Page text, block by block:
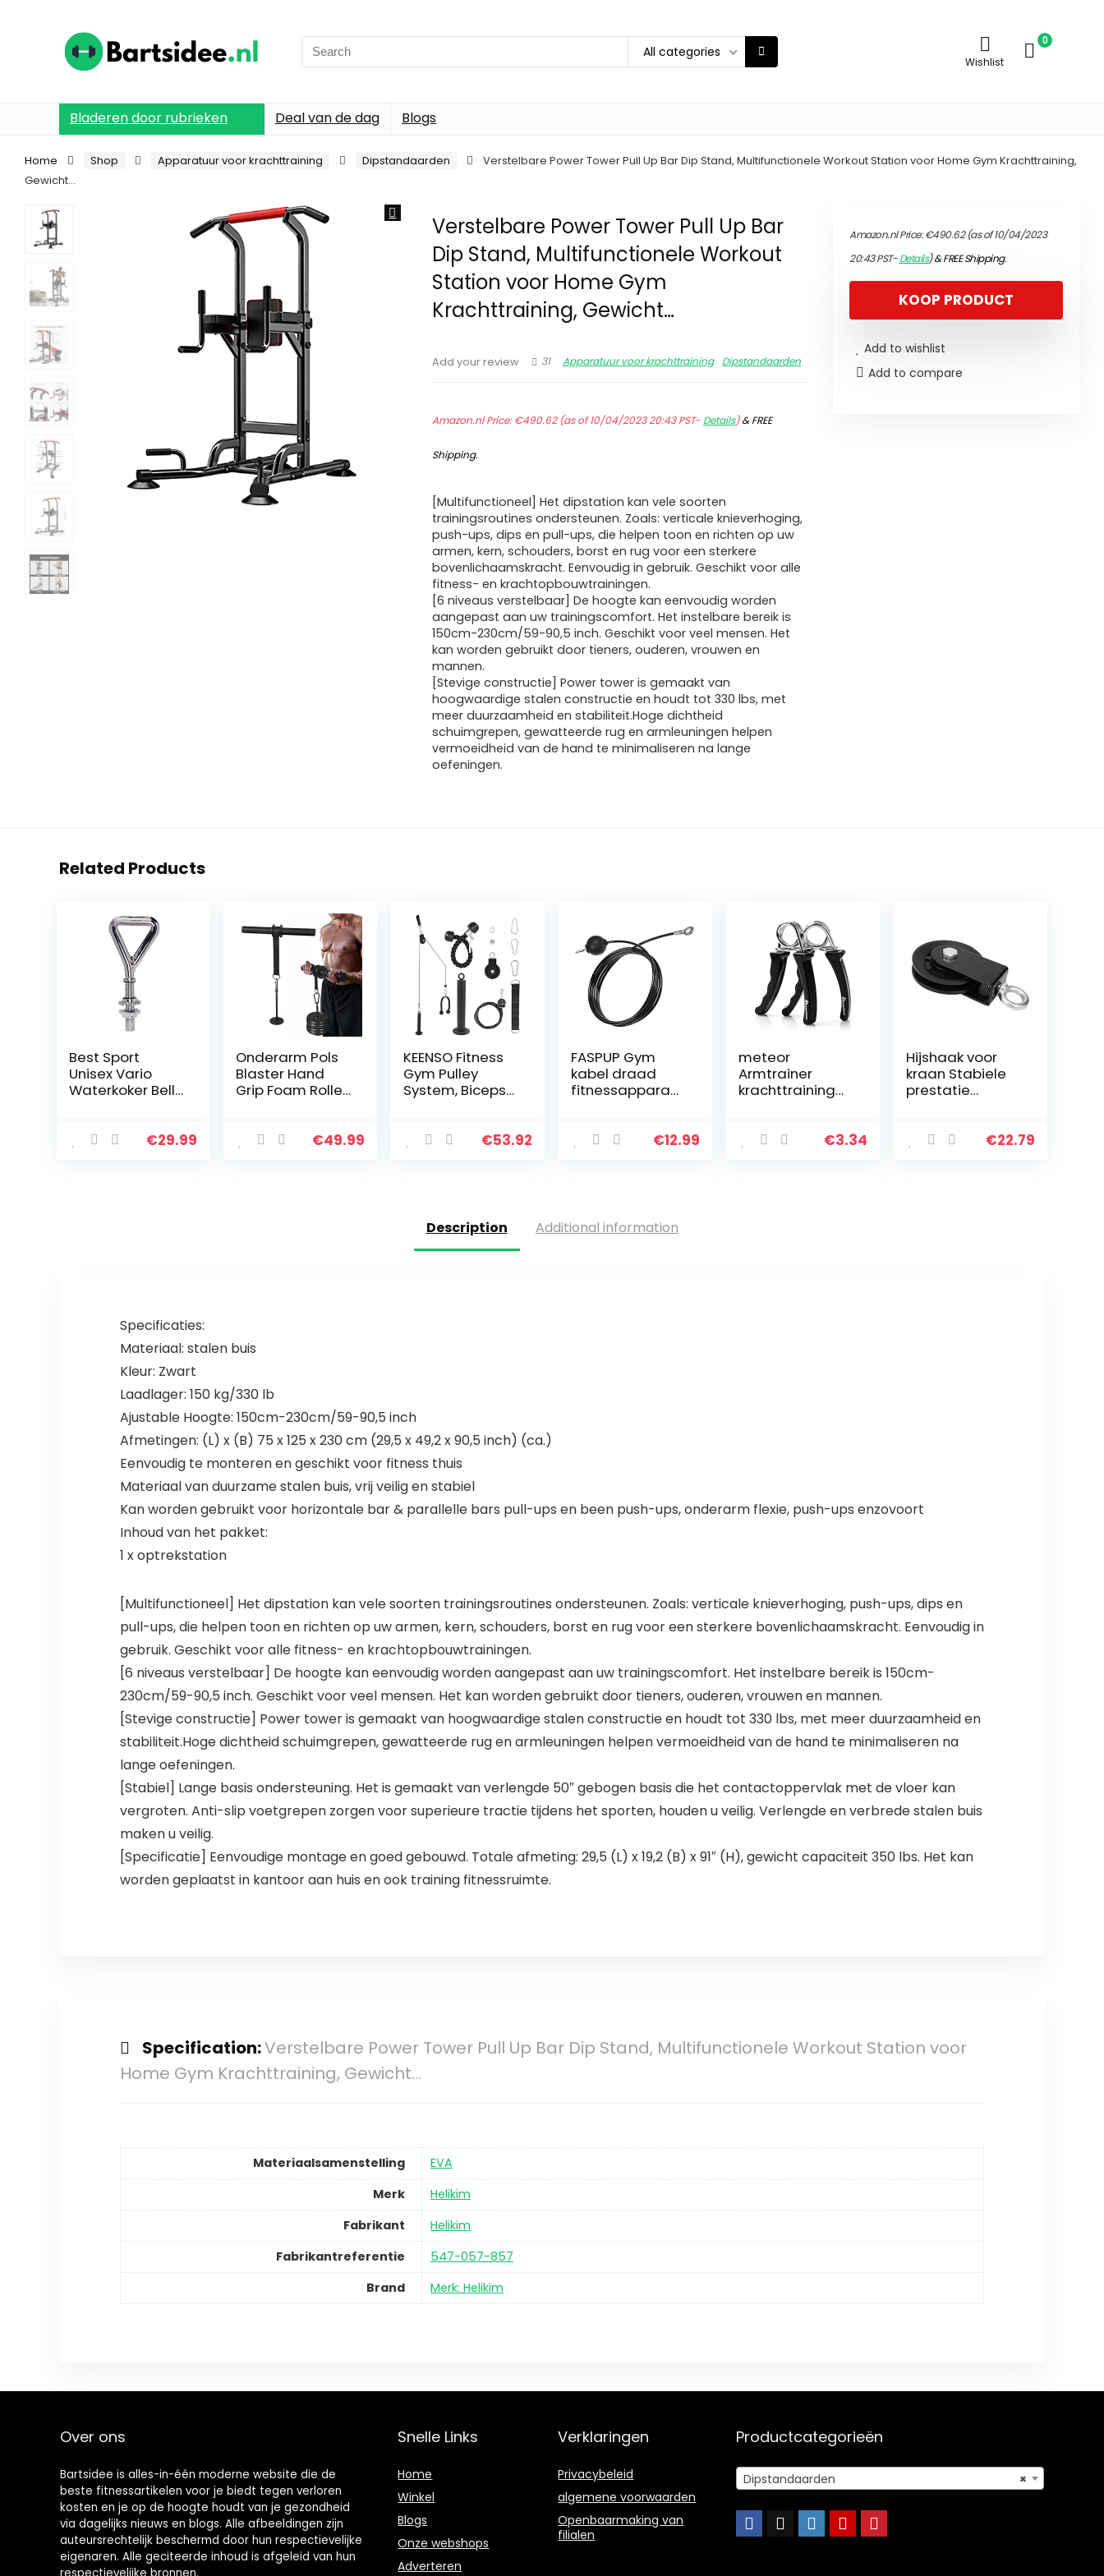
Search
for:
All categories
Wishlist
0
Bladeren door rubrieken Deal van de dag Blogs
Home Shop Apparatuur voor krachttraining Dipstandaarden
Verstelbare Power Tower Pull Up Bar Dip Stand, Multifunctionele Workout Station voor Home Gym Krachttraining,
Gewicht…
Verstelbare Power Tower Pull Up Bar
Dip Stand, Multifunctionele Workout
Station voor Home Gym
Krachttraining, Gewicht…
Add your review 31 Apparatuur voor krachttraining Dipstandaarden
Amazon.nl Price:€490.62(as of 10/04/2023 20:43 PST- Details)&FREE
Shipping.
[Multifunctioneel] Het dipstation kan vele soorten
trainingsroutines ondersteunen. Zoals: verticale knieverhoging,
push-ups, dips en pull-ups, die helpen toon en richten op uw
armen, kern, schouders, borst en rug voor een sterkere
bovenlichaamskracht. Eenvoudig in gebruik. Geschikt voor alle
fitness- en krachtopbouwtrainingen.
[6 niveaus verstelbaar] De hoogte kan eenvoudig worden
aangepast aan uw trainingscomfort. Het instelbare bereik is
150cm-230cm/59-90,5 inch. Geschikt voor veel mensen. Het
kan worden gebruikt door tieners, ouderen, vrouwen en
mannen.
[Stevige constructie] Power tower is gemaakt van
hoogwaardige stalen constructie en houdt tot 330 lbs, met
meer duurzaamheid en stabiliteit.Hoge dichtheid
schuimgrepen, gewatteerde rug en armleuningen helpen
vermoeidheid van de hand te minimaliseren na lange
oefeningen.
Amazon.nl Price:€490.62(as of 10/04/2023
20:43 PST-Details)&FREE Shipping.
KOOP PRODUCT
Add to wishlist
Add to compare
Related Products
Best Sport
Unisex Vario
Waterkoker Bell,
€29.99
Onderarm Pols
Blaster Hand
Grip Foam Roller
Apparaat Thuis
€49.99
KEENSO Fitness
Gym Pulley
System, Biceps
Fitness Gym€53.92
FASPUP Gym
kabel draad
fitnessapparaat
kabel kabel
€12.99
meteor
Armtrainer
krachttraining
onderarm
€3.34
Hijshaak voor
kraan Stabiele
prestatie
duurzaam
€22.79
Description Additional information
Specificaties:
Materiaal: stalen buis
Kleur: Zwart
Laadlager: 150 kg/330 lb
Ajustable Hoogte: 150cm-230cm/59-90,5 inch
Afmetingen: (L) x (B) 75 x 125 x 230 cm (29,5 x 49,2 x 90,5 inch) (ca.)
Eenvoudig te monteren en geschikt voor fitness thuis
Materiaal van duurzame stalen buis, vrij veilig en stabiel
Kan worden gebruikt voor horizontale bar & parallelle bars pull-ups en been push-ups, onderarm flexie, push-ups enzovoort
Inhoud van het pakket:
1 x optrekstation
[Multifunctioneel] Het dipstation kan vele soorten trainingsroutines ondersteunen. Zoals: verticale knieverhoging, push-ups, dips en
pull-ups, die helpen toon en richten op uw armen, kern, schouders, borst en rug voor een sterkere bovenlichaamskracht. Eenvoudig in
gebruik. Geschikt voor alle fitness- en krachtopbouwtrainingen.
[6 niveaus verstelbaar] De hoogte kan eenvoudig worden aangepast aan uw trainingscomfort. Het instelbare bereik is 150cm-
230cm/59-90,5 inch. Geschikt voor veel mensen. Het kan worden gebruikt door tieners, ouderen, vrouwen en mannen.
[Stevige constructie] Power tower is gemaakt van hoogwaardige stalen constructie en houdt tot 330 lbs, met meer duurzaamheid en
stabiliteit.Hoge dichtheid schuimgrepen, gewatteerde rug en armleuningen helpen vermoeidheid van de hand te minimaliseren na
lange oefeningen.
[Stabiel] Lange basis ondersteuning. Het is gemaakt van verlengde 50″ gebogen basis die het contactoppervlak met de vloer kan
vergroten. Anti-slip voetgrepen zorgen voor superieure tractie tijdens het sporten, houden u veilig. Verlengde en verbrede stalen buis
maken u veilig.
[Specificatie] Eenvoudige montage en goed gebouwd. Totale afmeting: 29,5 (L) x 19,2 (B) x 91″ (H), gewicht capaciteit 350 lbs. Het kan
worden geplaatst in kantoor aan huis en ook training fitnessruimte.
Specification:Verstelbare Power Tower Pull Up Bar Dip Stand, Multifunctionele Workout Station voor
Home Gym Krachttraining, Gewicht…
Materiaalsamenstelling
EVA
Merk
Helikim
Fabrikant
Helikim
Fabrikantreferentie
547-057-857
Brand
Merk: Helikim
Over ons
Bartsidee is alles-in-één moderne website die de
beste fitnessartikelen voor je biedt tegen verloren
kosten en je op de hoogte houdt van je gezondheid
via dagelijks nieuws en blogs. Alle afbeeldingen zijn
auteursrechtelijk beschermd door hun respectievelijke
eigenaren. Alle geciteerde inhoud is afgeleid van hun
Snelle Links
Home
Winkel
Blogs
Onze webshops
Adverteren
Verklaringen
Privacybeleid
algemene voorwaarden
Openbaarmaking van
filialen
Productcategorieën
×
Dipstandaarden